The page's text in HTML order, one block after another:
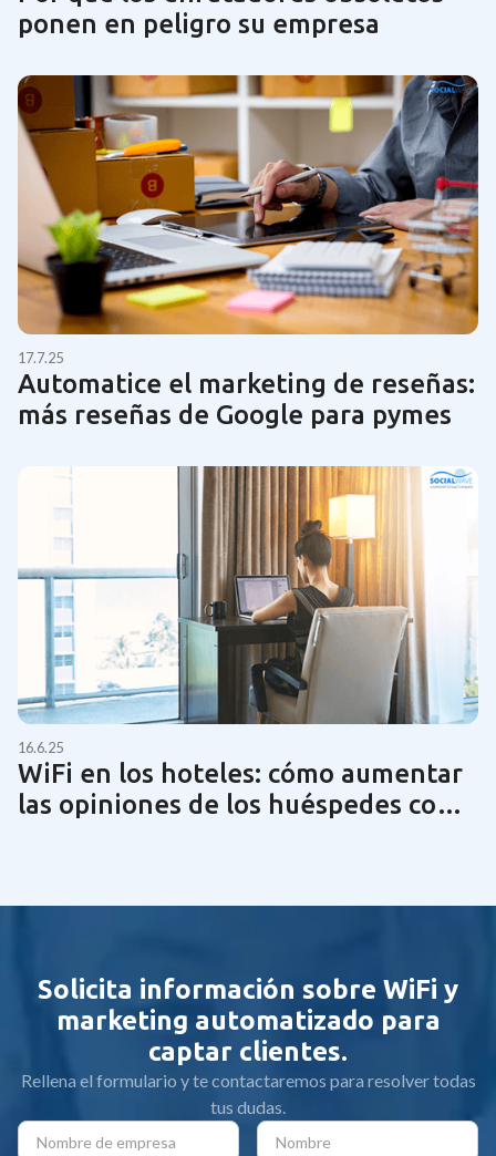
ponen en peligro su empresa
17.7.25
Automatice el marketing de reseñas:
más reseñas de Google para pymes
16.6.25
WiFi en los hoteles: cómo aumentar
las opiniones de los huéspedes con
Solicita información sobre WiFi y
marketing automatizado para
captar clientes.
Rellena el formulario y te contactaremos para resolver todas
tus dudas.